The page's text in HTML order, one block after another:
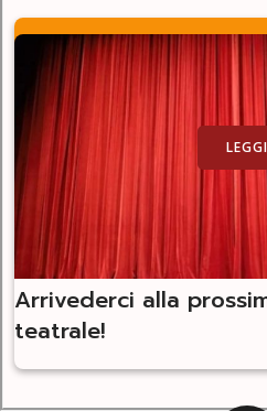
LEGGI
Arrivederci alla
teatrale!